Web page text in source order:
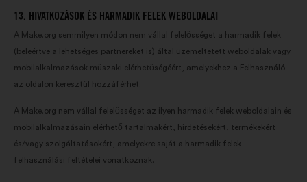
13. HIVATKOZÁSOK ÉS HARMADIK FELEK WEBOLDALAI
A Make.org semmilyen módon nem vállal felelősséget a harmadik felek
(beleértve a lehetséges partnereket is) által üzemeltetett weboldalak vagy
mobilalkalmazások műszaki elérhetőségéért, amelyekhez a Felhasználó
az oldalon keresztül hozzáférhet.
A Make.org nem vállal felelősséget az ilyen harmadik felek weboldalain és
mobilalkalmazásain elérhető tartalmakért, hirdetésekért, termékekért
és/vagy szolgáltatásokért, amelyekre saját a harmadik felek
felhasználási feltételei vonatkoznak.